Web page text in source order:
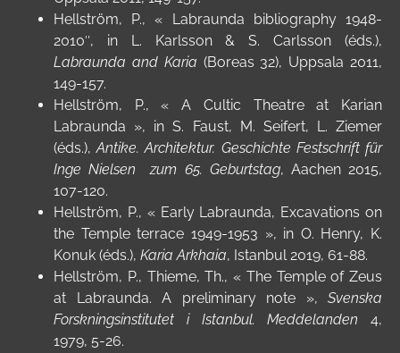
Hellström, P.,« Labraunda bibliography 1948-
2010″, in L. Karlsson & S. Carlsson (éds.),
Labraunda and Karia (Boreas 32), Uppsala 2011,
149-157.
Hellström, P., « A Cultic Theatre at Karian
Labraunda », inS. Faust, M. Seifert, L. Ziemer
(éds.),Antike. Architektur. Geschichte Festschrift für
Inge Nielsen
zum 65. Geburtstag, Aachen 2015,
107-120.
Hellström, P., « Early Labraunda, Excavations on
the Temple terrace 1949-1953 », in O. Henry, K.
Konuk (éds.), Karia Arkhaia, Istanbul 2019, 61-88.
Hellström, P., Thieme, Th., « The Temple of Zeus
at Labraunda. A preliminary note », Svenska
Forskningsinstitutet i Istanbul. Meddelanden 4,
1979, 5-26.